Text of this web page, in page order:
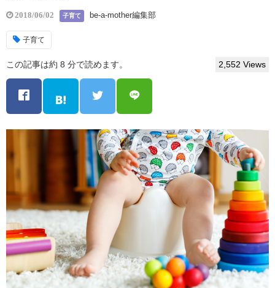
2018/06/02 子育て be-a-mother編集部
子育て
この記事は約 8 分で読めます。 2,552 Views